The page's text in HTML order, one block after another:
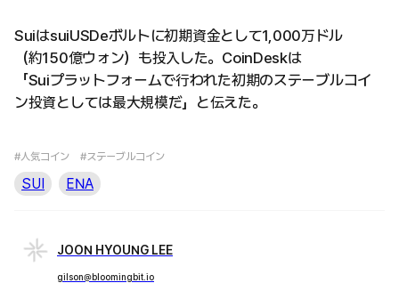
SuiはsuiUSDeボルトに初期資金として1,000万ドル
（約150億ウォン）も投入した。CoinDeskは
「Suiプラットフォームで行われた初期のステーブルコイ
ン投資としては最大規模だ」と伝えた。
#人気コイン #ステーブルコイン
SUI ENA
JOON HYOUNG LEE
gilson@bloomingbit.io